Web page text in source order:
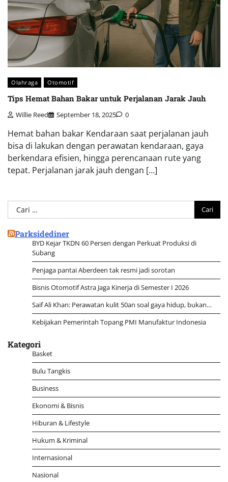
Olahraga Otomotif
Tips Hemat Bahan Bakar untuk Perjalanan Jarak Jauh
Willie Reed September 18, 2025 0
Hemat bahan bakar Kendaraan saat perjalanan jauh
bisa di lakukan dengan perawatan kendaraan, gaya
berkendara efisien, hingga perencanaan rute yang
tepat. Perjalanan jarak jauh dengan […]
Cari
untuk:
Parksidediner
BYD Kejar TKDN 60 Persen dengan Perkuat Produksi di
Subang
Penjaga pantai Aberdeen tak resmi jadi sorotan
Bisnis Otomotif Astra Jaga Kinerja di Semester I 2026
Saif Ali Khan: Perawatan kulit 50an soal gaya hidup, bukan…
Kebijakan Pemerintah Topang PMI Manufaktur Indonesia
Kategori
Basket
Bulu Tangkis
Business
Ekonomi & Bisnis
Hiburan & Lifestyle
Hukum & Kriminal
Internasional
Nasional